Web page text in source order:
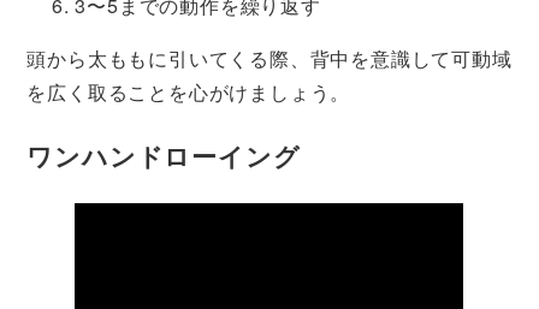
3〜5までの動作を繰り返す
頭から太ももに引いてくる際、背中を意識して可動域
を広く取ることを心がけましょう。
ワンハンドローイング